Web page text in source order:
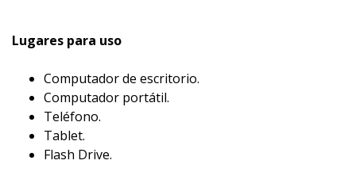
Lugares para uso
Computador de escritorio.
Computador portátil.
Teléfono.
Tablet.
Flash Drive.